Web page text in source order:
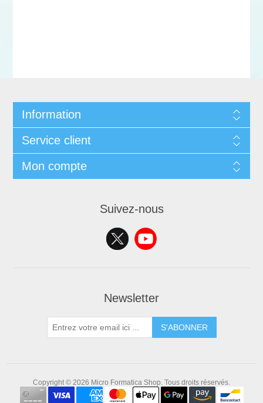
Information
Service client
Mon compte
Suivez-nous
Newsletter
S'ABONNER
Copyright © 2026 Micro Formatica Shop. Tous droits réservés.